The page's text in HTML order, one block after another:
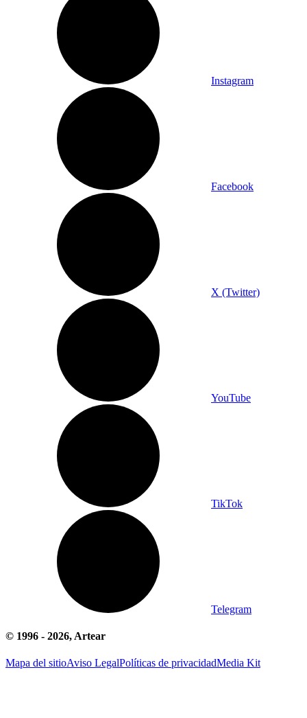
Instagram
Facebook
X (Twitter)
YouTube
TikTok
Telegram
© 1996 - 2026, Artear
Mapa del sitioAviso LegalPolíticas de privacidadMedia Kit